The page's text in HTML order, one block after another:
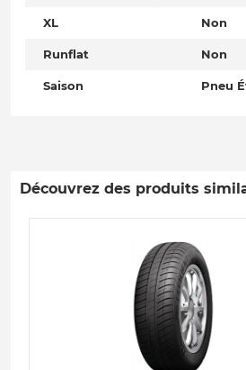
XL Non
Runflat Non
Saison Pneu
Découvrez des produits